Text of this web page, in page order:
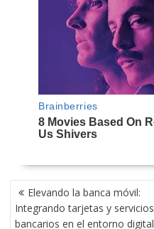
NAVEGACIÓN
DE
ENTRADAS
Elevando la banca móvil:
Integrando tarjetas y servicios
bancarios en el entorno digital